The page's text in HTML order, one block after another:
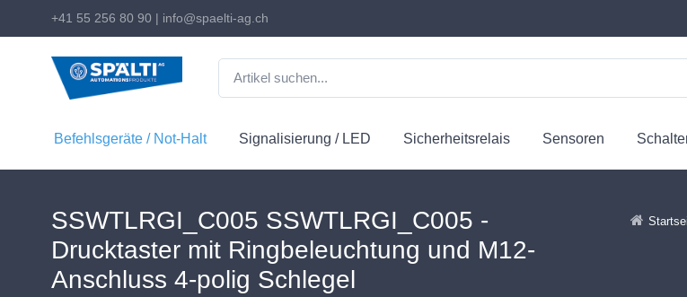
+41 55 256 80 90 | info@spaelti-ag.ch
Befehlsgeräte / Not-Halt Signalisierung / LED Sicherheitsrelais Sensoren
SSWTLRGI_C005 SSWTLRGI_C005 -
Drucktaster mit Ringbeleuchtung und M12-
Anschluss 4-polig Schlegel